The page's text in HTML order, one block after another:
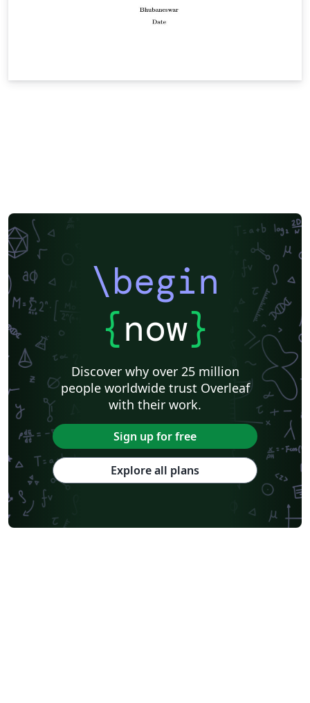
\begin
{now}
Discover why over 25 million
people worldwide trust Overleaf
with their work.
Sign up for free
Explore all plans